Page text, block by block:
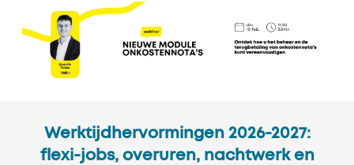
Werktijdhervormingen 2026-2027:
flexi-jobs, overuren, nachtwerk en